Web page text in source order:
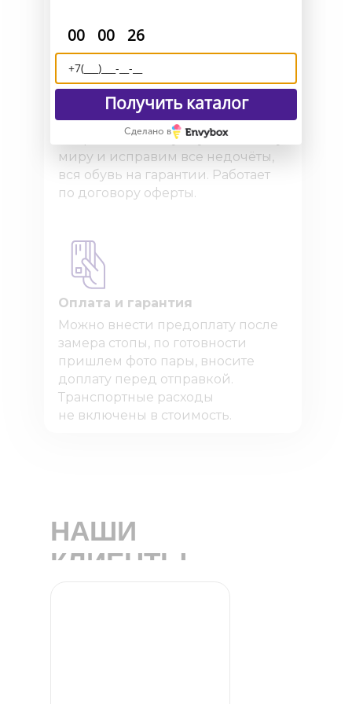
Доставка и возврат
Отправляем Вашу обувь по всему
миру и исправим все недочёты,
вся обувь на гарантии. Работает
по договору оферты.
Оплата и гарантия
Можно внести предоплату после
замера стопы, по готовности
пришлем фото пары, вносите
доплату перед отправкой.
Транспортные расходы
не включены в стоимость.
НАШИ
КЛИЕНТЫ
00 00 26
Получить каталог
Сделано в